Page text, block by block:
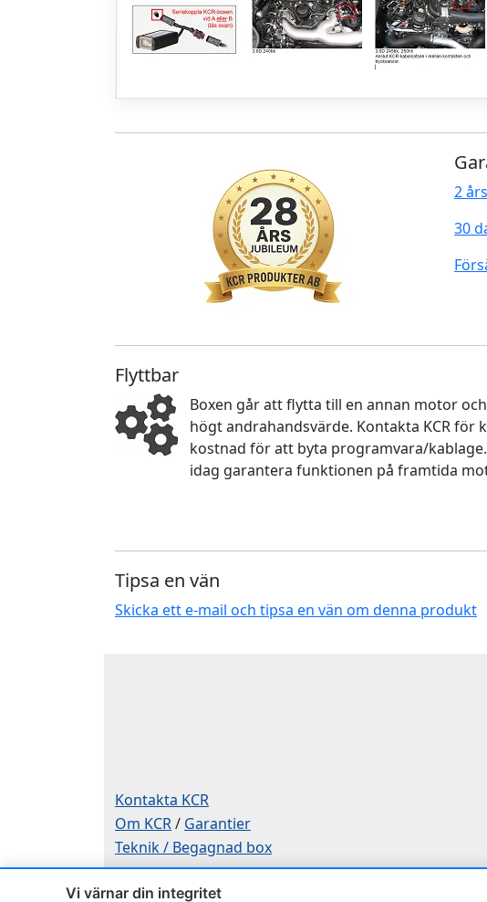
Vi värnar din integritet
2
30
Flyttbar
Boxen går att flytta till en annan motor
högt andrahandsvärde. Kontakta KCR för
kostnad för att byta programvara/
idag garantera funktionen på framtida
Tipsa en vän
Skicka ett e-mail och tipsa en vän om denna produkt
Kontakta KCR
Om KCR/ Garantier
Teknik / Begagnad box
Telefon